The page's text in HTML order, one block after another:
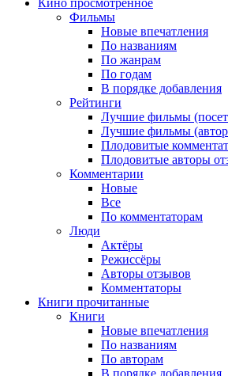
Фильмы
Новые впечатления
По названиям
По жанрам
По годам
В порядке добавления
Рейтинги
Лучшие фильмы
Лучшие фильмы
Плодовитые
Плодовитые авторы
Комментарии
Новые
Все
По комментаторам
Люди
Актёры
Режиссёры
Авторы отзывов
Комментаторы
Книги прочитанные
Книги
Новые впечатления
По названиям
По авторам
В порядке добавления